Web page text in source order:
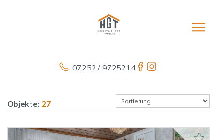
07252 / 9725214
Objekte: 27